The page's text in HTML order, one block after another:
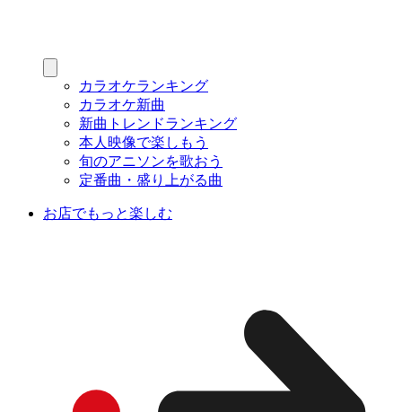
カラオケランキング
カラオケ新曲
新曲トレンドランキング
本人映像で楽しもう
旬のアニソンを歌おう
定番曲・盛り上がる曲
お店でもっと楽しむ